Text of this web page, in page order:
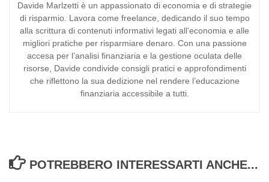
Davide Marlzetti è un appassionato di economia e di strategie
di risparmio. Lavora come freelance, dedicando il suo tempo
alla scrittura di contenuti informativi legati all’economia e alle
migliori pratiche per risparmiare denaro. Con una passione
accesa per l’analisi finanziaria e la gestione oculata delle
risorse, Davide condivide consigli pratici e approfondimenti
che riflettono la sua dedizione nel rendere l’educazione
finanziaria accessibile a tutti.
POTREBBERO INTERESSARTI ANCHE...